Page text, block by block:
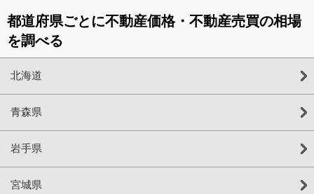
都道府県ごとに不動産価格・不動産売買の相場
を調べる
北海道
青森県
岩手県
宮城県